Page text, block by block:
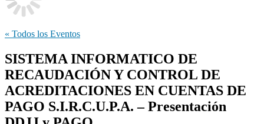
« Todos los Eventos
SISTEMA INFORMATICO DE
RECAUDACIÓN Y CONTROL DE
ACREDITACIONES EN CUENTAS DE
PAGO S.I.R.C.U.P.A. – Presentación